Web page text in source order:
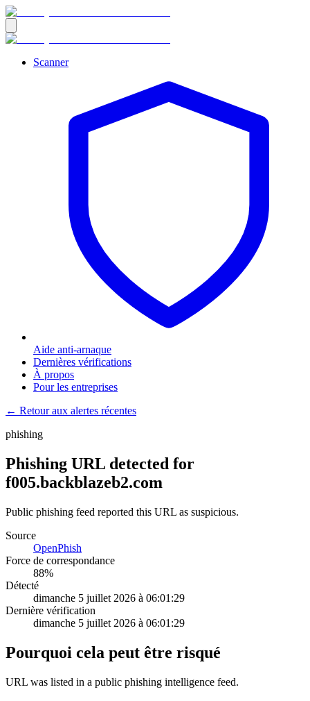
Scanner
Aide anti-arnaque
Dernières vérifications
À propos
Pour les entreprises
← Retour aux alertes récentes
phishing
Phishing URL detected for
f005.backblazeb2.com
Public phishing feed reported this URL as suspicious.
Source
OpenPhish
Force de correspondance
88%
Détecté
dimanche 5 juillet 2026 à 06:01:29
Dernière vérification
dimanche 5 juillet 2026 à 06:01:29
Pourquoi cela peut être risqué
URL was listed in a public phishing intelligence feed.